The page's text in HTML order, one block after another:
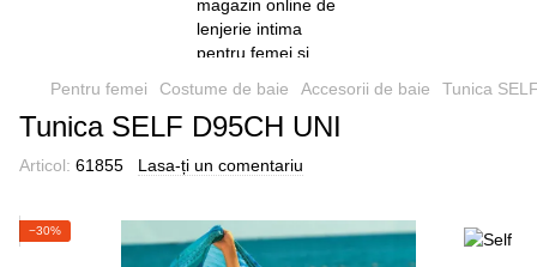
Pentru femei Costume de baie Accesorii de baie Tunica
Tunica SELF D95CH UNI
Articol: 61855 Lasa-ți un comentariu
−30%